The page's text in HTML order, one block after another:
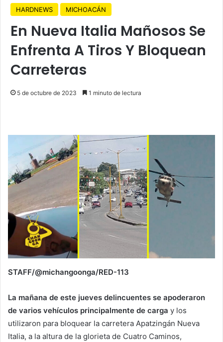
HARDNEWS MICHOACÁN
En Nueva Italia Mañosos Se
Enfrenta A Tiros Y Bloquean
Carreteras
5 de octubre de 2023 1 minuto de lectura
STAFF/@michangoonga/RED-113
La mañana de este jueves delincuentes se apoderaron
de varios vehículos principalmente de carga y los
utilizaron para bloquear la carretera Apatzingán Nueva
Italia, a la altura de la glorieta de Cuatro Caminos,